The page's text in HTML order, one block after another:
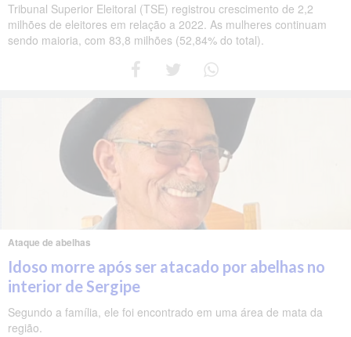
Tribunal Superior Eleitoral (TSE) registrou crescimento de 2,2
milhões de eleitores em relação a 2022. As mulheres continuam
sendo maioria, com 83,8 milhões (52,84% do total).
Ataque de abelhas
Idoso morre após ser atacado por abelhas no
interior de Sergipe
Segundo a família, ele foi encontrado em uma área de mata da
região.